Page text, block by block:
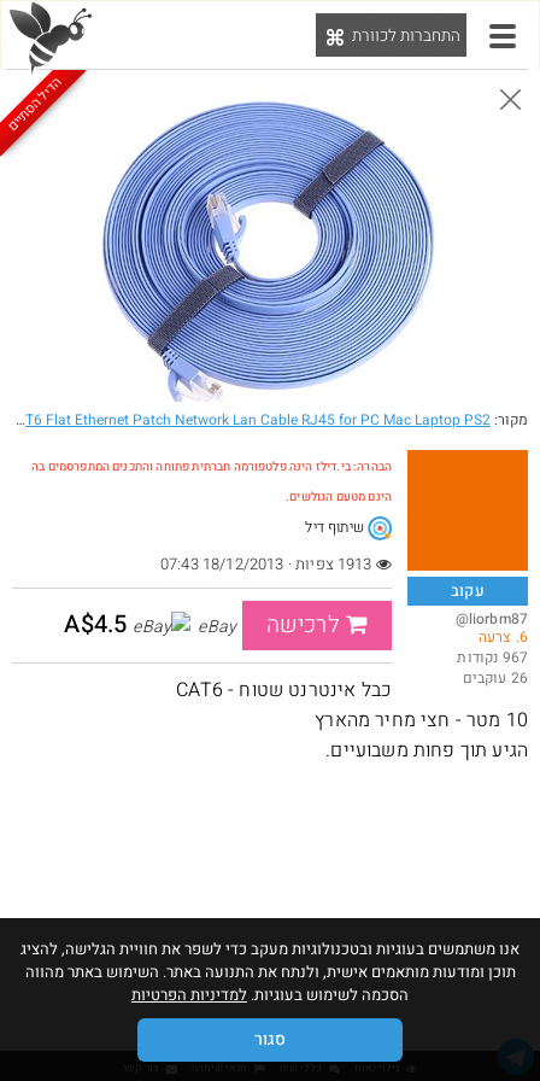
התחברות לכוורת
הבהרה: בי.דילז הינה פלטפורמה חברתית פתוחה והתכנים המתפרסמים בה הינם מטעם הגולשים.
הדילים המעודכנים הדילים החמים מוח כוורת
עדכונים מהרשת חדש בכוורת
דיל מטבעות - סוללות נטענות (עם כבל)
$0.4
אנו משתמשים בעוגיות ובטכנולוגיות מעקב כדי לשפר את חוויית הגלישה, להציג
תוכן ומודעות מותאמים אישית, ולנתח את התנועה באתר. השימוש באתר מהווה
הסכמה לשימוש בעוגיות. למדיניות הפרטיות
סגור
הדיל הסתיים
מקור: - 33FT/10M CAT6 Flat Ethernet Patch Network Lan Cable RJ45 for PC Mac Laptop PS2
עקוב
@liorbm87
6. צרעה
967 נקודות
26 עוקבים
הבהרה: בי.דילז הינה פלטפורמה חברתית פתוחה והתכנים המתפרסמים בה
הינם מטעם הגולשים.
שיתוף דיל
לרכישה A$4.5 eBay
כבל אינטרנט שטוח - CAT6
10 מטר - חצי מחיר מהארץ
הגיע תוך פחות משבועיים.